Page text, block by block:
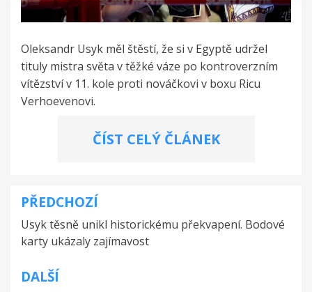
Oleksandr Usyk měl štěstí, že si v Egyptě udržel
tituly mistra světa v těžké váze po kontroverzním
vítězství v 11. kole proti nováčkovi v boxu Ricu
Verhoevenovi.
ČÍST CELÝ ČLÁNEK
Navigace
pro
příspěvek
PŘEDCHOZÍ
Usyk těsně unikl historickému překvapení. Bodové
karty ukázaly zajímavost
DALŠÍ